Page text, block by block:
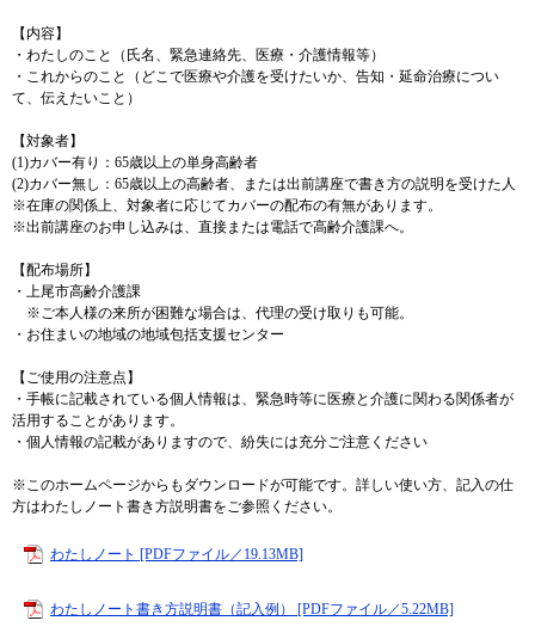
【内容】
・わたしのこと（氏名、緊急連絡先、医療・介護情報等）
・これからのこと（どこで医療や介護を受けたいか、告知・延命治療につい
て、伝えたいこと）
【対象者】
(1)カバー有り：65歳以上の単身高齢者
(2)カバー無し：65歳以上の高齢者、または出前講座で書き方の説明を受けた人
※在庫の関係上、対象者に応じてカバーの配布の有無があります。
※出前講座のお申し込みは、直接または電話で高齢介護課へ。
【配布場所】
・上尾市高齢介護課
※ご本人様の来所が困難な場合は、代理の受け取りも可能。
・お住まいの地域の地域包括支援センター
【ご使用の注意点】
・手帳に記載されている個人情報は、緊急時等に医療と介護に関わる関係者が
活用することがあります。
・個人情報の記載がありますので、紛失には充分ご注意ください
※このホームページからもダウンロードが可能です。詳しい使い方、記入の仕
方はわたしノート書き方説明書をご参照ください。
わたしノート [PDFファイル／19.13MB]
わたしノート書き方説明書（記入例） [PDFファイル／5.22MB]